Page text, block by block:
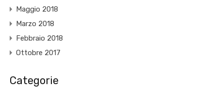
Maggio 2018
Marzo 2018
Febbraio 2018
Ottobre 2017
Categorie